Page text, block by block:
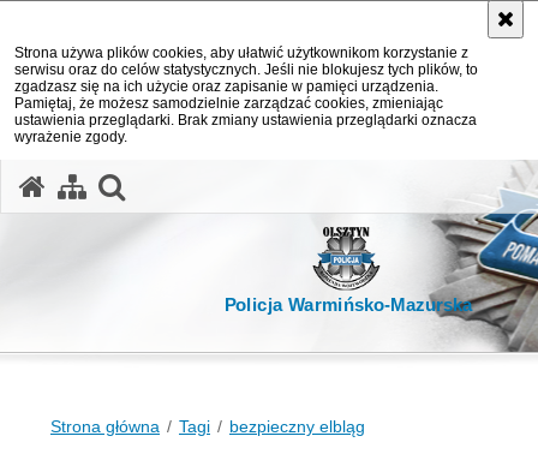
Strona używa plików cookies, aby ułatwić użytkownikom korzystanie z
serwisu oraz do celów statystycznych. Jeśli nie blokujesz tych plików, to
zgadzasz się na ich użycie oraz zapisanie w pamięci urządzenia.
Pamiętaj, że możesz samodzielnie zarządzać cookies, zmieniając
ustawienia przeglądarki. Brak zmiany ustawienia przeglądarki oznacza
wyrażenie zgody.
Policja Warmińsko-Mazurska
Strona główna Tagi bezpieczny elbląg